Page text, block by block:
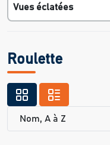
Vues éclatées
Roulette
Nom, A à Z